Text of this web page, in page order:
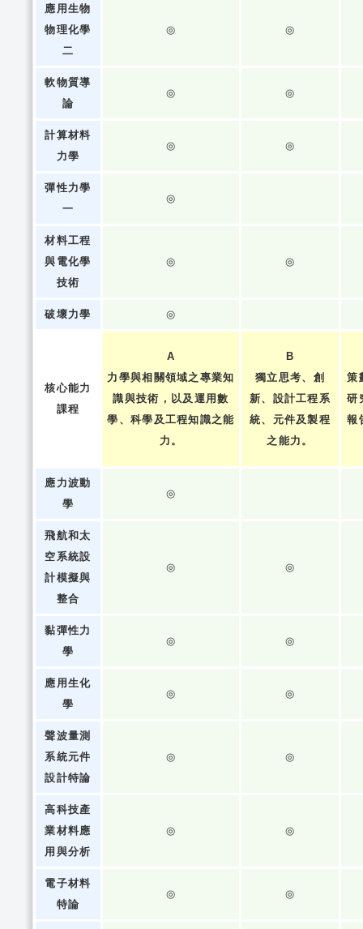
應用生物
物理化學
二
◎ ◎
軟物質導
論
◎ ◎
計算材料
力學
◎ ◎
彈性力學
一
◎
材料工程
與電化學
技術
◎ ◎
破壞力學 ◎
核心能力
課程
A
力學與相關領域之專業知
識與技術，以及運用數
學、科學及工程知識之能
力。
B
獨立思考、創
新、設計工程系
統、元件及製程
之能力。
策
研
報
應力波動
學
◎
飛航和太
空系統設
計模擬與
整合
◎ ◎
黏彈性力
學
◎ ◎
應用生化
學
◎ ◎
聲波量測
系統元件
設計特論
◎ ◎
高科技產
業材料應
用與分析
◎ ◎
電子材料
特論
◎ ◎